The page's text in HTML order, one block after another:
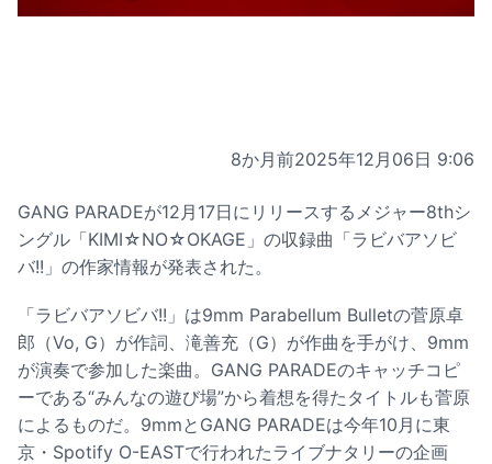
8か月前2025年12月06日 9:06
GANG PARADEが12月17日にリリースするメジャー8thシ
ングル「KIMI☆NO☆OKAGE」の収録曲「ラビバアソビ
バ!!」の作家情報が発表された。
「ラビバアソビバ!!」は9mm Parabellum Bulletの菅原卓
郎（Vo, G）が作詞、滝善充（G）が作曲を手がけ、9mm
が演奏で参加した楽曲。GANG PARADEのキャッチコピ
ーである“みんなの遊び場”から着想を得たタイトルも菅原
によるものだ。9mmとGANG PARADEは今年10月に東
京・Spotify O-EASTで行われたライブナタリーの企画